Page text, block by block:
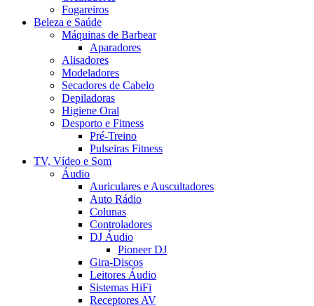
Fogareiros
Beleza e Saúde
Máquinas de Barbear
Aparadores
Alisadores
Modeladores
Secadores de Cabelo
Depiladoras
Higiene Oral
Desporto e Fitness
Pré-Treino
Pulseiras Fitness
TV, Vídeo e Som
Áudio
Auriculares e Auscultadores
Auto Rádio
Colunas
Controladores
DJ Áudio
Pioneer DJ
Gira-Discos
Leitores Áudio
Sistemas HiFi
Receptores AV